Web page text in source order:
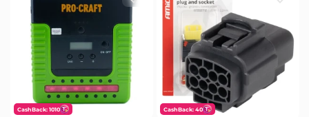
CashBack: 1010 CashBack: 40